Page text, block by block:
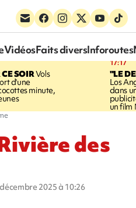
VidéosFaits diversInforoutes
SOIRVols
d'une
minute,
17:17
"LE
Los
dans
un film
des
2025 à 10:26